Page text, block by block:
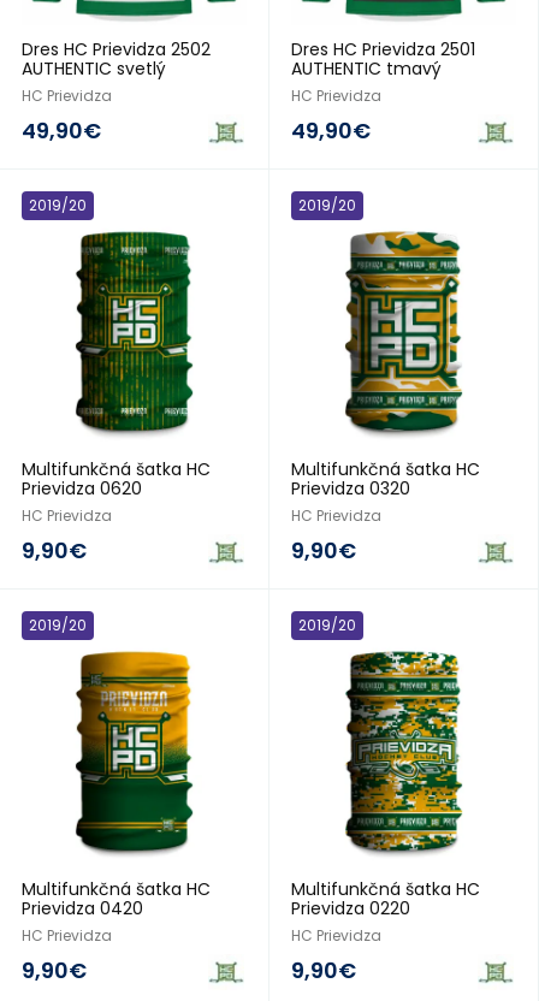
Dres HC Prievidza 2502
AUTHENTIC svetlý
HC Prievidza
49,90€
Dres HC Prievidza 2501
AUTHENTIC tmavý
HC Prievidza
49,90€
2019/20
Multifunkčná šatka HC
Prievidza 0620
HC Prievidza
9,90€
2019/20
Multifunkčná šatka HC
Prievidza 0320
HC Prievidza
9,90€
2019/20
Multifunkčná šatka HC
Prievidza 0420
HC Prievidza
9,90€
2019/20
Multifunkčná šatka HC
Prievidza 0220
HC Prievidza
9,90€